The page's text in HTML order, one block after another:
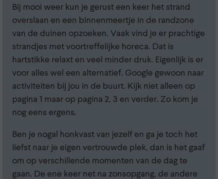
Bij mooi weer kun je gerust een keer het strand
overslaan en een binnenmeertje in de randzone
van de duinen opzoeken. Vaak vind je er prachtige
strandjes met voortreffelijke horeca. Dat is
hartstikke relaxt en veel minder druk. Eigenlijk is er
voor alles wel een alternatief. Google gewoon naar
activiteiten bij jou in de buurt. Kijk niet alleen op
pagina 1 maar op pagina 2, 3 en verder. Zo kom je
nog eens ergens.
Ben je nogal honkvast van jezelf en ga je toch het
liefst naar je eigen vertrouwde plek, dan is het gaaf
om op verschillende momenten van de dag te
gaan. De ene keer net na zonsopgang, de andere